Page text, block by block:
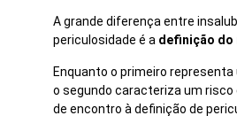
A grande diferença entre
periculosidade é a definição do
Enquanto o primeiro representa
o segundo caracteriza um risco
de encontro à definição de